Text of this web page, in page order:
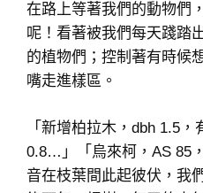
在路上等著我們的動物們
呢！看著被我們每天踐踏
的植物們；控制著有時候
嘴走進樣區。
「新增柏拉木，dbh 1.5
0.8…」「烏來柯，AS 85
音在枝葉間此起彼伏，我